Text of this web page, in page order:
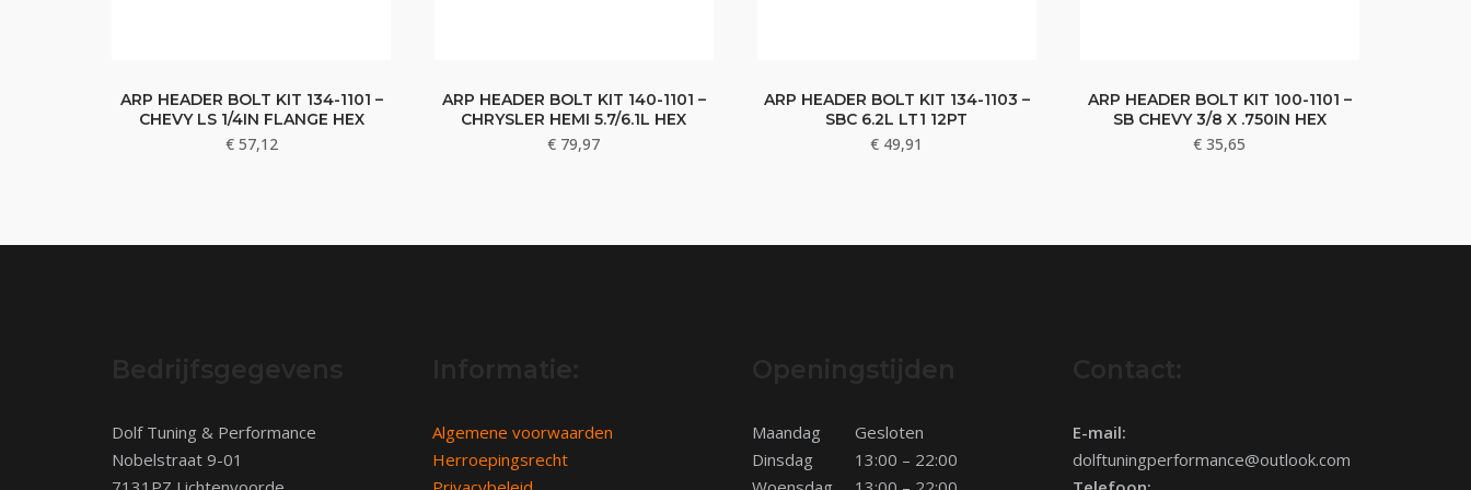
ARP HEADER BOLT KIT 134-1101 –
CHEVY LS 1/4IN FLANGE HEX
€57,12
ARP HEADER BOLT KIT 140-1101 –
CHRYSLER HEMI 5.7/6.1L HEX
€ 79,97
ARP HEADER BOLT KIT 134-1103 –
SBC 6.2L LT1 12PT
€ 49,91
ARP HEADER BOLT KIT 100-1101 –
SB CHEVY 3/8 X .750IN HEX
€ 35,65
Dolf Tuning & Performance
Nobelstraat 9-01
Algemene voorwaarden
Herroepingsrecht
Maandag
Gesloten
Dinsdag
13:00 – 22:00
E-mail:
dolftuningperformance@outlook.com